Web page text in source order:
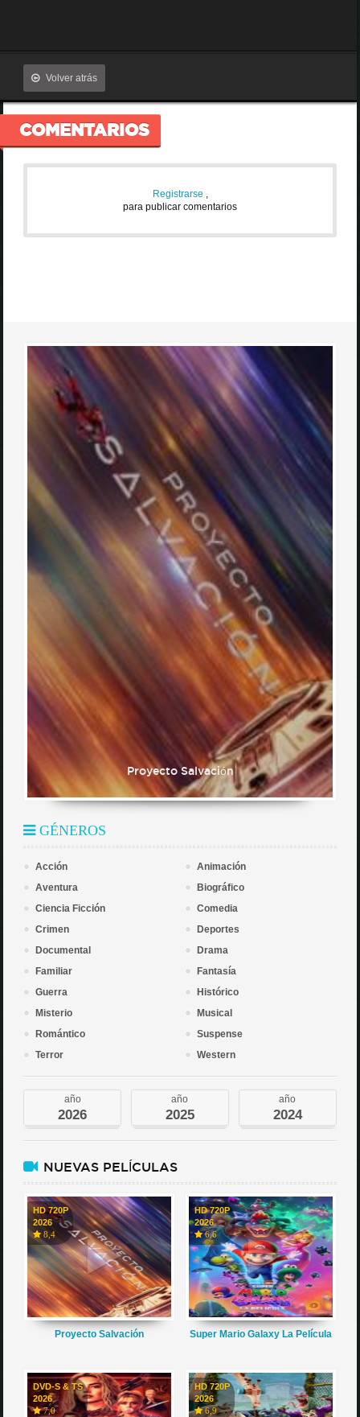
Volver atrás
COMENTARIOS
Registrarse ,
para publicar comentarios
Proyecto Salvación
GÉNEROS
Acción
Animación
Aventura
Biográfico
Ciencia Ficción
Comedia
Crimen
Deportes
Documental
Drama
Familiar
Fantasía
Guerra
Histórico
Misterio
Musical
Romántico
Suspense
Terror
Western
año
2026
año
2025
año
2024
NUEVAS PELÍCULAS
HD 720P
2026
8,4
Proyecto Salvación
HD 720P
2026
6,6
Super Mario Galaxy La Película
DVD-S & TS
2026
7,0
HD 720P
2026
6,9